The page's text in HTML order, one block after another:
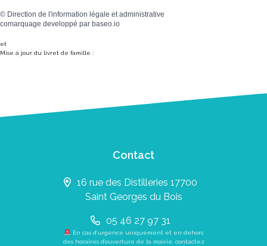
© Direction de l'information légale et administrative
comarquage developpé par baseo.io
et
Mise à jour du livret de famille :
Contact
16 rue des Distilleries 17700
Saint Georges du Bois
05 46 27 97 31
En cas d’urgence uniquement et en dehors
des horaires d’ouverture de la mairie, contactez